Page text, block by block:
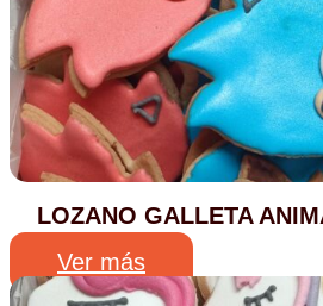
LOZANO GALLETA
Ver más